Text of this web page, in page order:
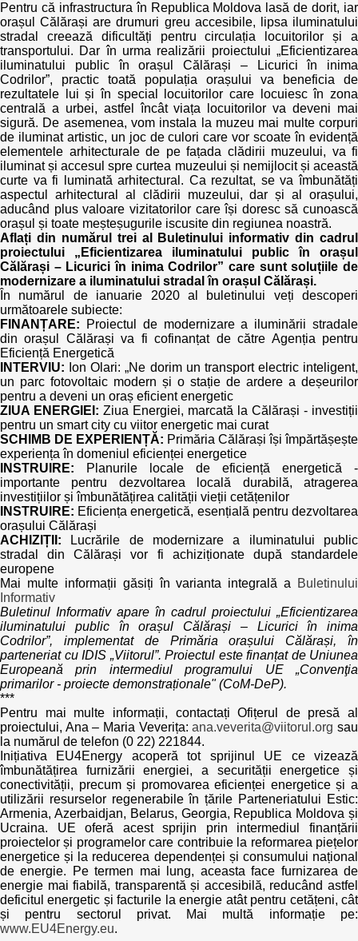
Achizițiile publice în vizorul societății civile
Pentru că infrastructura în Republica Moldova lasă de dorit, iar
orașul Călărași are drumuri greu accesibile, lipsa iluminatului
stradal creează dificultăți pentru circulația locuitorilor și a
transportului. Dar în urma realizării proiectului „Eficientizarea
iluminatului public în orașul Călărași – Licurici în inima
Codrilor”, practic toată populația orașului va beneficia de
rezultatele lui și în special locuitorilor care locuiesc în zona
centrală a urbei, astfel încât viața locuitorilor va deveni mai
sigură. De asemenea, vom instala la muzeu mai multe corpuri
de iluminat artistic, un joc de culori care vor scoate în evidență
elementele arhitecturale de pe fațada clădirii muzeului, va fi
iluminat și accesul spre curtea muzeului și nemijlocit și această
curte va fi luminată arhitectural. Ca rezultat, se va îmbunătăți
aspectul arhitectural al clădirii muzeului, dar și al orașului,
aducând plus valoare vizitatorilor care își doresc să cunoască
orașul și toate meșteșugurile iscusite din regiunea noastră.
Aflați din numărul trei al Buletinului informativ din cadrul
proiectului „Eficientizarea iluminatului public în orașul
Călărași – Licurici în inima Codrilor” care sunt soluțiile de
modernizare a iluminatului stradal în orașul Călărași.
În numărul de ianuarie 2020 al buletinului veți descoperi
următoarele subiecte:
FINANȚARE: Proiectul de modernizare a iluminării stradale
din orașul Călărași va fi cofinanțat de către Agenția pentru
Eficiență Energetică
INTERVIU: Ion Olari: „Ne dorim un transport electric inteligent,
un parc fotovoltaic modern și o stație de ardere a deșeurilor
pentru a deveni un oraș eficient energetic
ZIUA ENERGIEI: Ziua Energiei, marcată la Călărași - investiții
pentru un smart city cu viitor energetic mai curat
SCHIMB DE EXPERIENȚĂ: Primăria Călărași își împărtășește
experiența în domeniul eficienței energetice
INSTRUIRE: Planurile locale de eficiență energetică -
importante pentru dezvoltarea locală durabilă, atragerea
investițiilor și îmbunătățirea calității vieții cetățenilor
INSTRUIRE: Eficiența energetică, esențială pentru dezvoltarea
orașului Călărași
ACHIZIȚII:
Lucrările de modernizare a iluminatului public
stradal din Călărași vor fi achiziționate după standardele
europene
Mai multe informații găsiți în varianta integrală a
Buletinului
Informativ
Buletinul Informativ apare în cadrul proiectului „Eficientizarea
iluminatului public în orașul Călărași – Licurici în inima
Codrilor”, implementat de Primăria orașului Călărași, în
parteneriat cu IDIS „Viitorul”. Proiectul este finanțat de Uniunea
Europeană prin intermediul programului UE „Convenţia
primarilor - proiecte demonstraționale" (CoM-DeP).
***
Pentru mai multe informații, contactați Ofițerul de presă al
proiectului, Ana – Maria Veverița:ana.veverita@viitorul.org sau
la numărul de telefon (0 22) 221844.
Inițiativa EU4Energy acoperă tot sprijinul UE ce vizează
îmbunătățirea furnizării energiei, a securității energetice și
conectivității, precum și promovarea eficienței energetice și a
utilizării resurselor regenerabile în țările Parteneriatului Estic:
Armenia, Azerbaidjan, Belarus, Georgia, Republica Moldova și
Ucraina. UE oferă acest sprijin prin intermediul finanțării
proiectelor și programelor care contribuie la reformarea piețelor
energetice și la reducerea dependenței și consumului național
de energie. Pe termen mai lung, aceasta face furnizarea de
energie mai fiabilă, transparentă și accesibilă, reducând astfel
deficitul energetic și facturile la energie atât pentru cetățeni, cât
și pentru sectorul privat. Mai multă informație pe:
www.EU4Energy.eu.